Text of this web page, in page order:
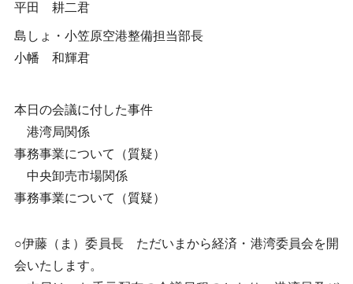
平田 耕二君
島しょ・小笠原空港整備担当部長
小幡 和輝君
本日の会議に付した事件
港湾局関係
事務事業について（質疑）
中央卸売市場関係
事務事業について（質疑）
○伊藤（ま）委員長 ただいまから経済・港湾委員会を開
会いたします。